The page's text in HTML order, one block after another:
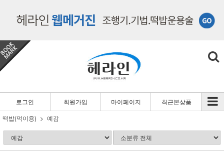
로그인 회원가입 마이페이지
최근본상품
떡밥(먹이용)
예감